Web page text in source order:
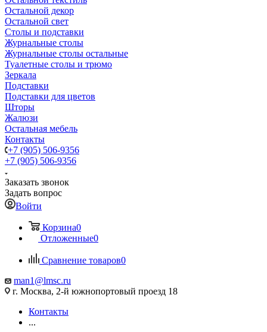
Остальной декор
Остальной свет
Столы и подставки
Журнальные столы
Журнальные столы остальные
Туалетные столы и трюмо
Зеркала
Подставки
Подставки для цветов
Шторы
Жалюзи
Остальная мебель
Контакты
+7 (905) 506-9356
+7 (905) 506-9356
Заказать звонок
Задать вопрос
Войти
Корзина0
Отложенные0
Сравнение товаров0
man1@lmsc.ru
г. Москва, 2-й южнопортовый проезд 18
Контакты
...